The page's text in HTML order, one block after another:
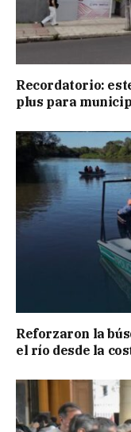
Recordatorio:
plus para
Reforzaron la
el río desde la